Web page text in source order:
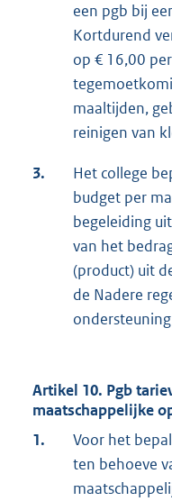
een pgb bij
Kortdurend
op € 16,00
maaltijden,
reinigen van
3.
Het college
budget per
begeleiding
van het
(product) uit
de Nadere
Artikel 10. Pgb
maatschappelijke
1.
Voor het
ten behoeve